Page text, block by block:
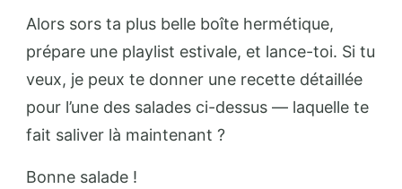
Alors sors ta plus belle boîte hermétique,
prépare une playlist estivale, et lance-toi. Si tu
veux, je peux te donner une recette détaillée
pour l’une des salades ci-dessus — laquelle te
fait saliver là maintenant ?
Bonne salade !